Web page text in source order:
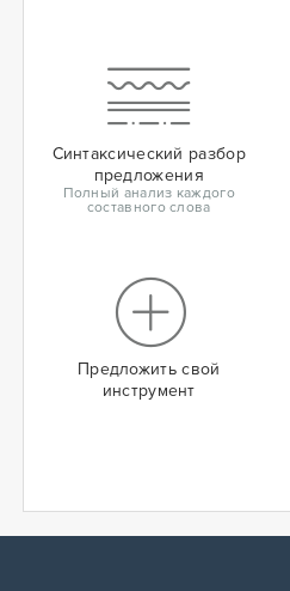
Синтаксический разбор
предложения
Полный анализ каждого
составного слова
Предложить свой
инструмент